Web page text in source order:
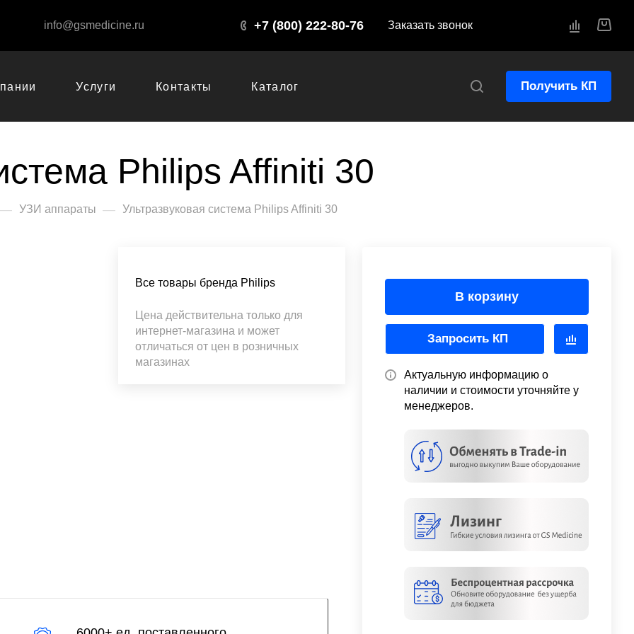
info@gsmedicine.ru +7 (800) 222-80-76 Заказать звонок
Услуги Контакты Каталог Получить КП
Philips Affiniti 30
— УЗИ аппараты — Ультразвуковая система Philips Affiniti 30
В корзину
Запросить КП
Актуальную информацию о
наличии и стоимости уточняйте у
менеджеров.
Все товары бренда Philips
Цена действительна только для
интернет-магазина и может
отличаться от цен в розничных
магазинах